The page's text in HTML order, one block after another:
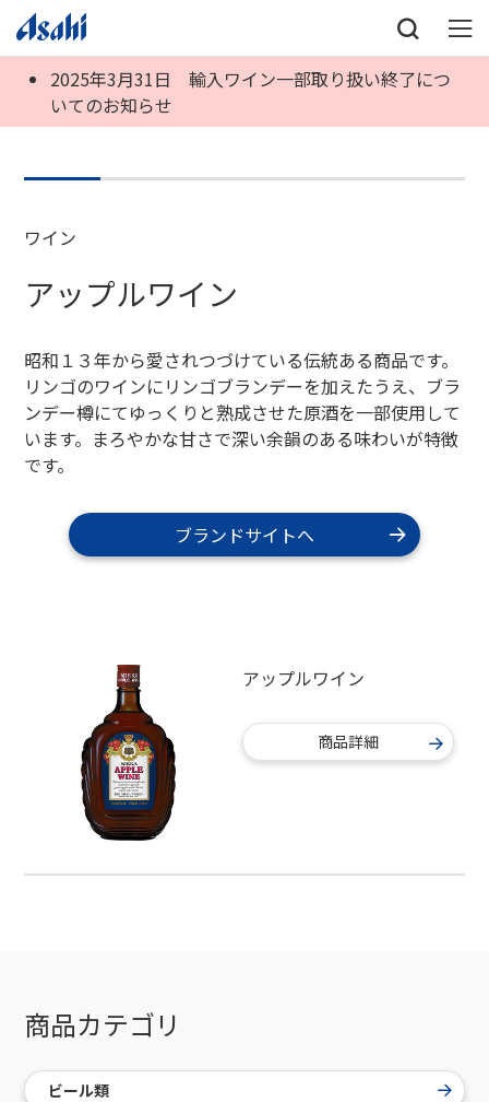
2025年3月31日 輸入ワイン一部取り扱い終了につ
いてのお知らせ
ワイン
アップルワイン
昭和１３年から愛されつづけている伝統ある商品です。
リンゴのワインにリンゴブランデーを加えたうえ、ブラ
ンデー樽にてゆっくりと熟成させた原酒を一部使用して
います。まろやかな甘さで深い余韻のある味わいが特徴
です。
ブランドサイトへ
アップルワイン
商品詳細
商品カテゴリ
ビール類